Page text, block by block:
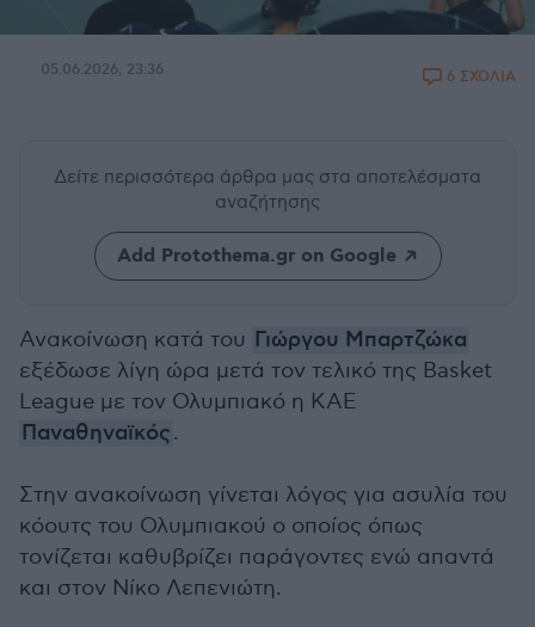
05.06.2026, 23:36 6 ΣΧΟΛΙΑ
Δείτε περισσότερα άρθρα μας στα αποτελέσματα
αναζήτησης
Add Protothema.gr on Google
Ανακοίνωση κατά του Γιώργου Μπαρτζώκα
εξέδωσε λίγη ώρα μετά τον τελικό της Basket
League με τον Ολυμπιακό η ΚΑΕ
Παναθηναϊκός.
Στην ανακοίνωση γίνεται λόγος για ασυλία του
κόουτς του Ολυμπιακού ο οποίος όπως
τονίζεται καθυβρίζει παράγοντες ενώ απαντά
και στον Νίκο Λεπενιώτη.